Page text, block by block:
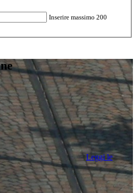
Inserire massimo 200
Leggi le